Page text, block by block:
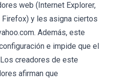
web (Internet Explorer,
y les asigna ciertos
Además, este
e impide que el
creadores de este
afirman que